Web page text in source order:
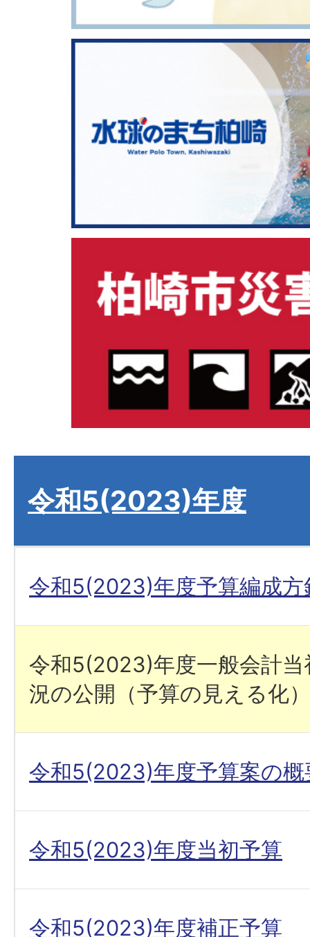
令和5(2023)年度
令和5(2023)年度予算編成方
令和5(2023)年度一般会計当
況の公開（予算の見える化）
令和5(2023)年度予算案の概
令和5(2023)年度当初予算
令和5(2023)年度補正予算